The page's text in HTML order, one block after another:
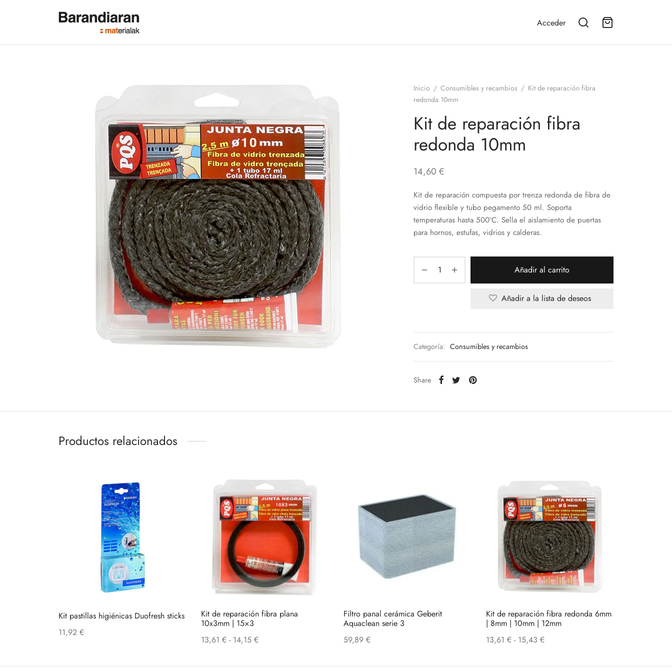
Acceder
Inicio / Consumibles y recambios / Kit de reparación fibra
redonda 10mm
Kit de reparación fibra
redonda 10mm
14,60 €
Kit de reparación compuesta por trenza redonda de fibra de
vidrio flexible y tubo pegamento 50 ml. Soporta
temperaturas hasta 500ºC. Sella el aislamiento de puertas
para hornos, estufas, vidrios y calderas.
Añadir al carrito
Añadir a la lista de deseos
Categoría: Consumibles y recambios
Share
Productos relacionados
Kit pastillas higiénicas Duofresh sticks
11,92 €
Kit de reparación fibra plana
10x3mm | 15×3
13,61 € - 14,15 €Rango
precios:
Filtro panal cerámica Geberit
Aquaclean serie 3
59,89 €
Kit de reparación fibra redonda 6mm
| 8mm | 10mm | 12mm
13,61 € - 15,43 €Rango
precios: